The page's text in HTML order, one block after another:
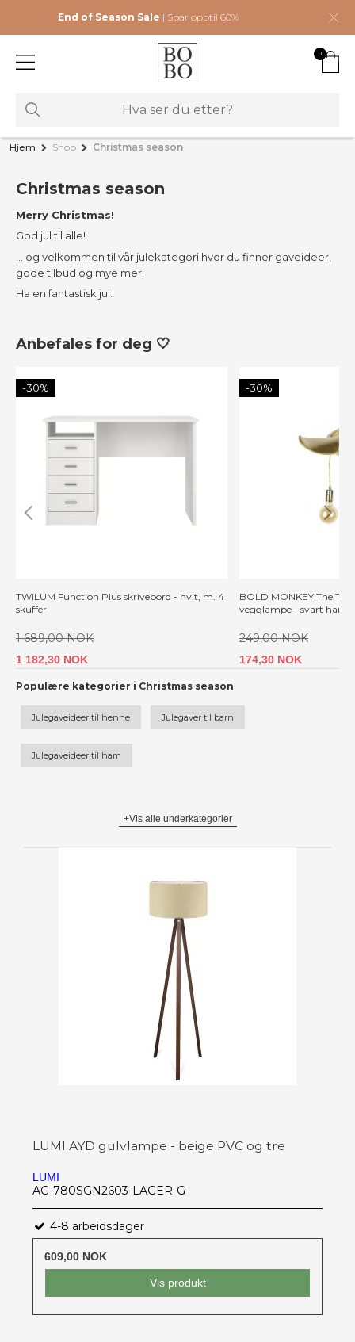
End of Season Sale | Spar opptil 60%
0
Hjem Shop Christmas season
Christmas season
Merry Christmas!
God jul til alle!
... og velkommen til vår julekategori hvor du finner gaveideer,
gode tilbud og mye mer.
Ha en fantastisk jul.
Anbefales for deg 🤍
-30%
TWILUM Function Plus skrivebord - hvit, m. 4
skuffer
1 689,00 NOK
1 182,30 NOK
-30%
BOLD MONKEY The
vegglampe - svart
249,00 NOK
174,30 NOK
Populære kategorier i Christmas season
Julegaveideer til henne Julegaver til barn
Julegaveideer til ham
+Vis alle underkategorier
LUMI AYD gulvlampe - beige PVC og tre
LUMI
AG-780SGN2603-LAGER-G
4-8 arbeidsdager
609,00 NOK
Vis produkt